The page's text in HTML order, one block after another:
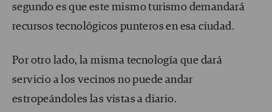
segundo es que este mismo turismo demandará
recursos tecnológicos punteros en esa ciudad.
Por otro lado, la misma tecnología que dará
servicio a los vecinos no puede andar
estropeándoles las vistas a diario.